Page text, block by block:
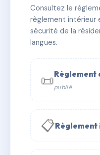
📍 51 r de la
✓ Immatriculée 🏠
📞 Contacter
✉ Email
Consultez le
règlement intérieur
sécurité de la
langues.
📜Règlement
publié
📋